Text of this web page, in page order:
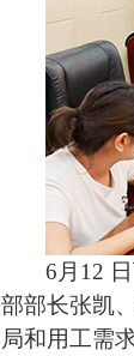
6 月 12
部部长张凯
局和用工需